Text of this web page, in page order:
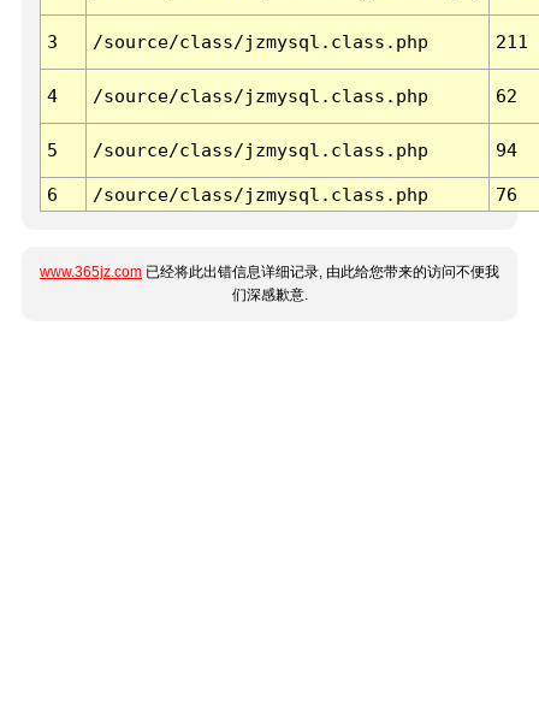
3 /source/class/jzmysql.class.php 211
4 /source/class/jzmysql.class.php 62
5 /source/class/jzmysql.class.php 94
6 /source/class/jzmysql.class.php 76
www.365jz.com 已经将此出错信息详细记录, 由此给您带来的访问不便我
们深感歉意.